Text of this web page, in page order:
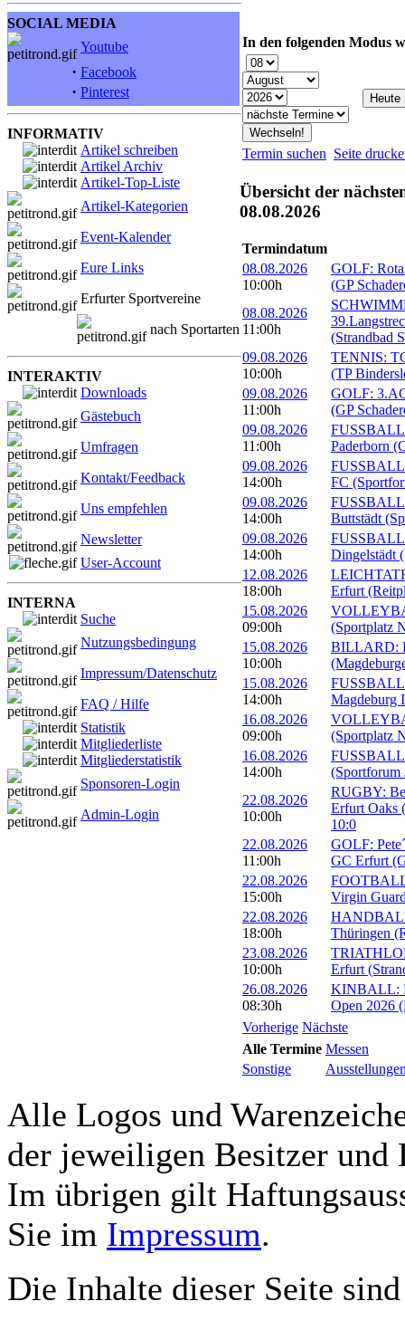
SOCIAL MEDIA
Youtube
· Facebook
· Pinterest
INFORMATIV
Artikel schreiben
Artikel Archiv
Artikel-Top-Liste
Artikel-Kategorien
Event-Kalender
Eure Links
Erfurter Sportvereine
nach Sportarten
INTERAKTIV
Downloads
Gästebuch
Umfragen
Kontakt/Feedback
Uns empfehlen
Newsletter
User-Account
INTERNA
Suche
Nutzungsbedingung
Impressum/Datenschutz
FAQ / Hilfe
Statistik
Mitgliederliste
Mitgliederstatistik
Sponsoren-Login
Admin-Login
In den folgenden Modus
Termin suchen Seite
Übersicht der
08.08.2026
Termindatum
08.08.2026
10:00h
GOLF:
(GP
08.08.2026
11:00h
(Strandbad
09.08.2026
10:00h
TENNIS:
(TP
09.08.2026
11:00h
GOLF:
(GP
09.08.2026
11:00h
Paderborn
09.08.2026
14:00h
FC
09.08.2026
14:00h
Buttstädt
09.08.2026
14:00h
Dingelstädt
12.08.2026
18:00h
Erfurt
15.08.2026
09:00h
(Sportplatz
15.08.2026
10:00h
BILLARD:
15.08.2026
14:00h
Magdeburg
16.08.2026
09:00h
(Sportplatz
16.08.2026
14:00h
(Sportforum
22.08.2026
10:00h
RUGBY:
Erfurt Oaks
10:0
22.08.2026
11:00h
GOLF:
GC Erfurt
22.08.2026
15:00h
Virgin
22.08.2026
18:00h
Thüringen
23.08.2026
10:00h
Erfurt
26.08.2026
08:30h
KINBALL:
Open 2026
Vorherige Nächste
Alle Termine Messen
Sonstige
Alle Logos und
der jeweiligen Besitzer und
Im übrigen gilt
Sie im Impressum.
Die Inhalte dieser Seite